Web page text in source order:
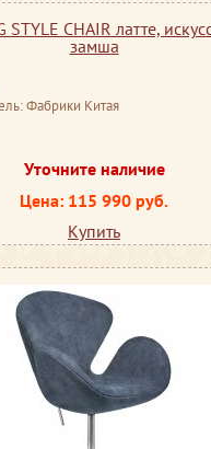
STYLE CHAIR латте,
замша
Фабрики Китая
Уточните наличие
Цена: 115 990 руб.
Купить